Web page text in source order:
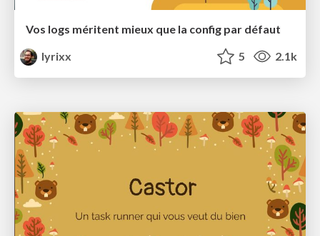
Vos logs méritent mieux que la config par défaut
lyrixx
5 2.1k